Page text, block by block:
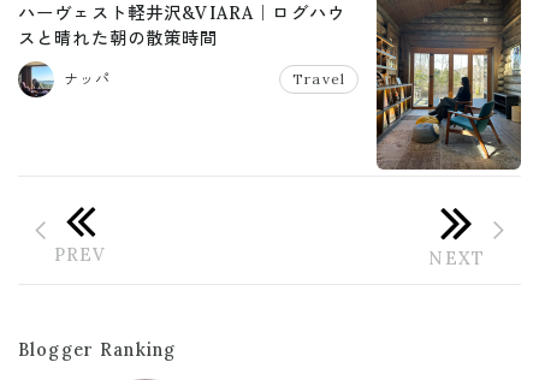
ハーヴェスト軽井沢&VIARA｜ログハウ
スと晴れた朝の散策時間
ナッパ Travel
Blogger Ranking